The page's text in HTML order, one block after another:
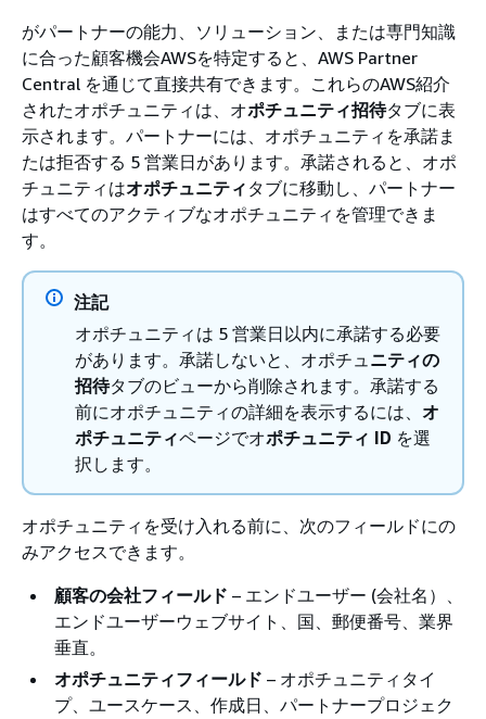
がパートナーの能力、ソリューション、または専門知識
に合った顧客機会AWSを特定すると、AWS Partner
Central を通じて直接共有できます。これらのAWS紹介
されたオポチュニティは、オポチュニティ招待タブに表
示されます。パートナーには、オポチュニティを承諾ま
たは拒否する 5 営業日があります。承諾されると、オポ
チュニティはオポチュニティ タブに移動し、パートナー
はすべてのアクティブなオポチュニティを管理できま
す。
注記
オポチュニティは 5 営業日以内に承諾する必要
があります。承諾しないと、オポチュニティの
招待タブのビューから削除されます。承諾する
前にオポチュニティの詳細を表示するには、 オ
ポチュニティページでオポチュニティ ID を選
択します。
オポチュニティを受け入れる前に、次のフィールドにの
みアクセスできます。
顧客の会社フィールド – エンドユーザー (会社名）、
エンドユーザーウェブサイト、国、郵便番号、業界
垂直。
オポチュニティフィールド – オポチュニティタイ
プ、ユースケース、作成日、パートナープロジェク